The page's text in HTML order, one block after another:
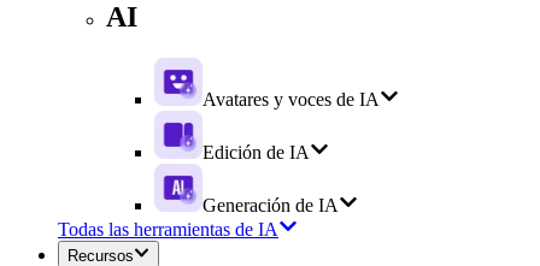
AI
Avatares y voces de IA
Edición de IA
Generación de IA
Todas las herramientas de IA
Recursos